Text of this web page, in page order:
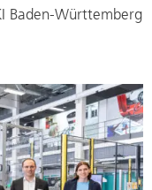
Baden-Württemberg